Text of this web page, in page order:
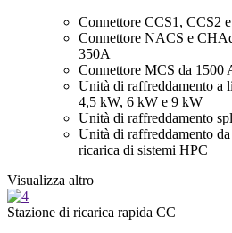
Connettore CCS1, CCS2
Connettore NACS e
350A
Connettore MCS da 1500
Unità di raffreddamento a
4,5 kW, 6 kW e 9 kW
Unità di raffreddamento
Unità di raffreddamento
ricarica di sistemi HPC
Visualizza altro
Stazione di ricarica rapida CC